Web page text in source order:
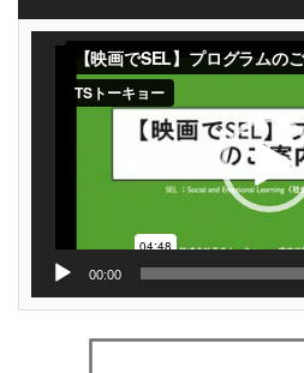
動
00:00